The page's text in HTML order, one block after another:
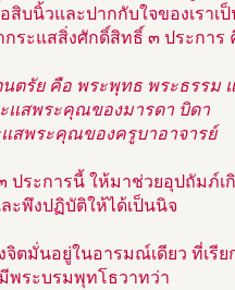
สิบนิ้วและปากกับใจของเราเ
กระแสสิ่งศักดิ์สิทธิ์ ๓ ประการ
ตรัย คือ พระพุทธ พระธรรม
แสพระคุณของมารดา บิดา
แสพระคุณของครูบาอาจารย์
ประการนี้ ให้มาช่วยอุปถัมภ์เ
ะพึงปฏิบัติให้ได้เป็นนิจ
ตมั่นอยู่ในอารมณ์เดียว ที่เรี
มีพระบรมพุทโธวาทว่า